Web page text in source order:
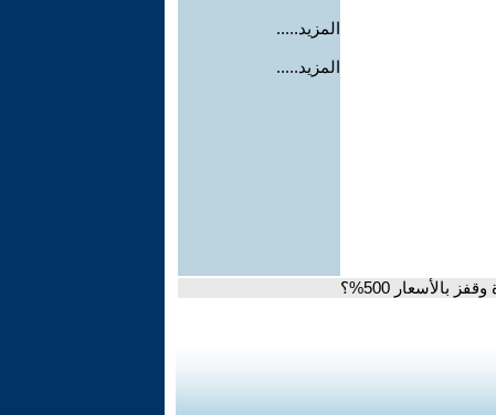
المزيد.....
المزيد.....
500%؟